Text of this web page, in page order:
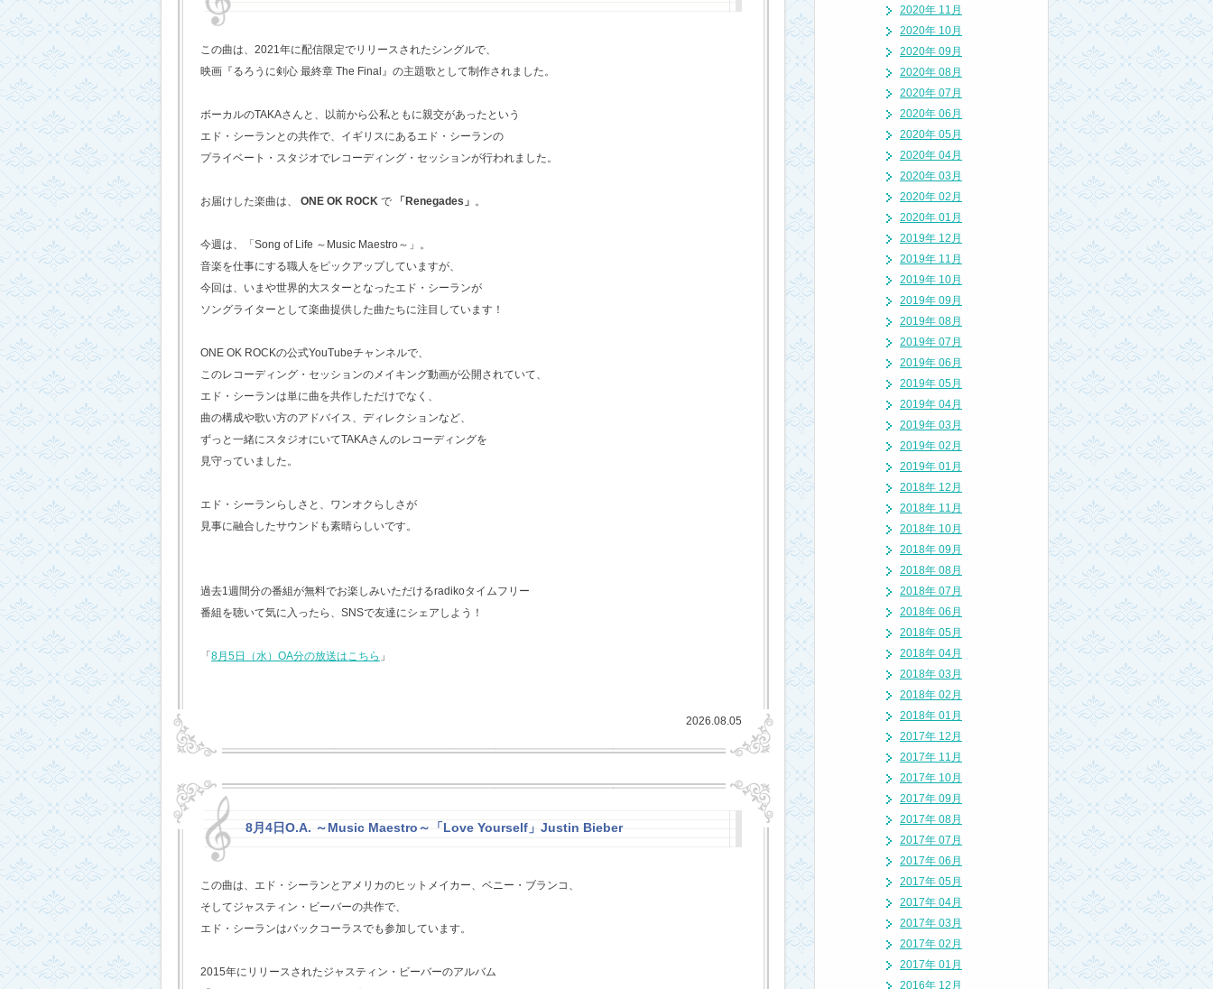
この曲は、2021年に配信限定でリリースされたシングルで、
映画『るろうに剣心 最終章 The Final』の主題歌として制作されました。
ボーカルのTAKAさんと、以前から公私ともに親交があったという
エド・シーランとの共作で、イギリスにあるエド・シーランの
プライベート・スタジオでレコーディング・セッションが行われました。
お届けした楽曲は、 ONE OK ROCK で 「Renegades」 。
今週は、「Song of Life ～Music Maestro～」。
音楽を仕事にする職人をピックアップしていますが、
今回は、いまや世界的大スターとなったエド・シーランが
ソングライターとして楽曲提供した曲たちに注目しています！
ONE OK ROCKの公式YouTubeチャンネルで、
このレコーディング・セッションのメイキング動画が公開されていて、
エド・シーランは単に曲を共作しただけでなく、
曲の構成や歌い方のアドバイス、ディレクションなど、
ずっと一緒にスタジオにいてTAKAさんのレコーディングを
見守っていました。
エド・シーランらしさと、ワンオクらしさが
見事に融合したサウンドも素晴らしいです。
過去1週間分の番組が無料でお楽しみいただけるradikoタイムフリー
番組を聴いて気に入ったら、SNSで友達にシェアしよう！
「 8月5日（水）OA分の放送はこちら 」
2026.08.05
8月4日O.A. ～Music Maestro～「Love Yourself」Justin Bieber
この曲は、エド・シーランとアメリカのヒットメイカー、ベニー・ブランコ、
そしてジャスティン・ビーバーの共作で、
エド・シーランはバックコーラスでも参加しています。
2015年にリリースされたジャスティン・ビーバーのアルバム
2020年 11月
2020年 10月
2020年 09月
2020年 08月
2020年 07月
2020年 06月
2020年 05月
2020年 04月
2020年 03月
2020年 02月
2020年 01月
2019年 12月
2019年 11月
2019年 10月
2019年 09月
2019年 08月
2019年 07月
2019年 06月
2019年 05月
2019年 04月
2019年 03月
2019年 02月
2019年 01月
2018年 12月
2018年 11月
2018年 10月
2018年 09月
2018年 08月
2018年 07月
2018年 06月
2018年 05月
2018年 04月
2018年 03月
2018年 02月
2018年 01月
2017年 12月
2017年 11月
2017年 10月
2017年 09月
2017年 08月
2017年 07月
2017年 06月
2017年 05月
2017年 04月
2017年 03月
2017年 02月
2017年 01月
2016年 12月